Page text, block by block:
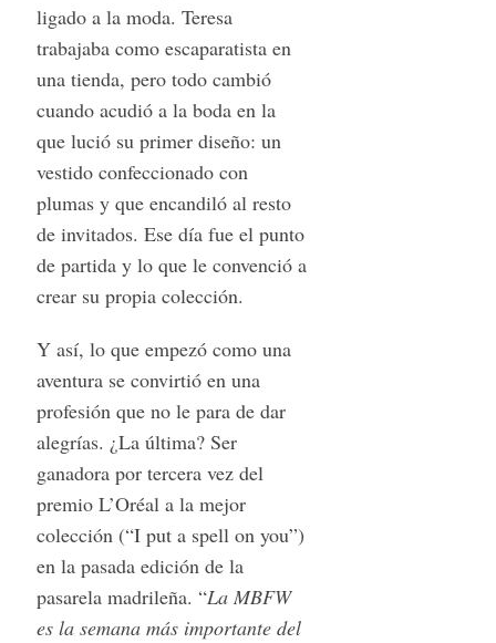
ligado a la moda. Teresa
trabajaba como escaparatista en
una tienda, pero todo cambió
cuando acudió a la boda en la
que lució su primer diseño: un
vestido confeccionado con
plumas y que encandiló al resto
de invitados. Ese día fue el punto
de partida y lo que le convenció a
crear su propia colección.
Y así, lo que empezó como una
aventura se convirtió en una
profesión que no le para de dar
alegrías. ¿La última? Ser
ganadora por tercera vez del
premio L’Oréal a la mejor
colección (“I put a spell on you”)
en la pasada edición de la
pasarela madrileña. “La MBFW
es la semana más importante del